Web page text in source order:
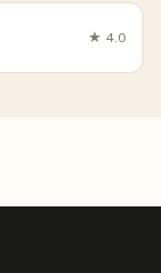
★ 4.0